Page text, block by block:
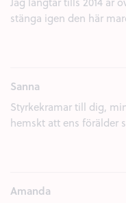
stänga igen den här
Sanna
Styrkekramar till dig,
hemskt att ens förälder
Amanda